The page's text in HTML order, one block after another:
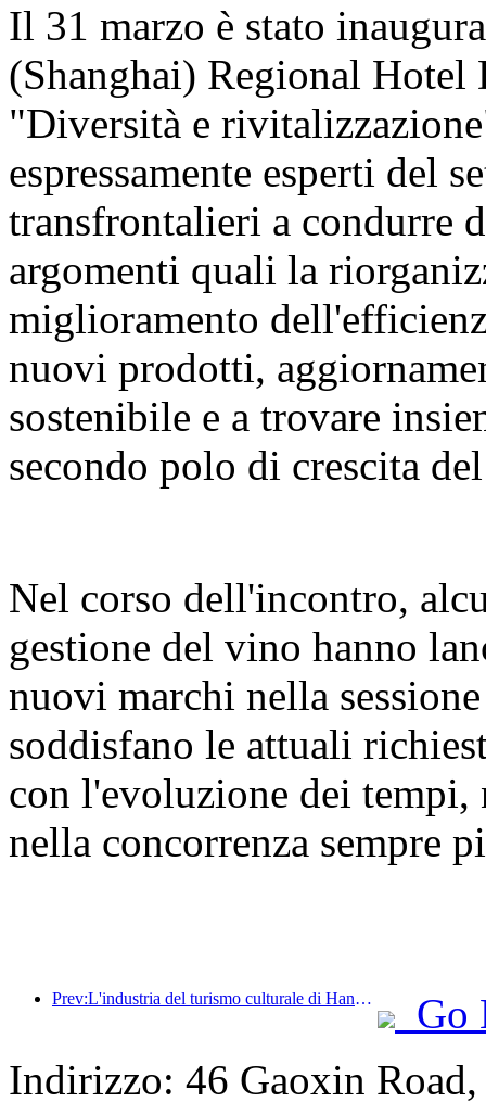
Il 31 marzo è stato
(Shanghai) Regional Hotel
"Diversità e
espressamente esperti del
transfrontalieri a condurre
argomenti quali la
miglioramento
nuovi prodotti,
sostenibile e a trovare
secondo polo di crescita
Nel corso dell'incontro,
gestione del vino hanno
nuovi marchi nella
soddisfano le attuali
con l'evoluzione dei tempi,
nella concorrenza sempre
Prev:L'industria del turismo culturale di Hangzhou prospererà nel 2024: il valore aggiunto culturale supera i 340 miliardi e i turisti in entrata raddoppieranno
Go
Indirizzo: 46 Gaoxin